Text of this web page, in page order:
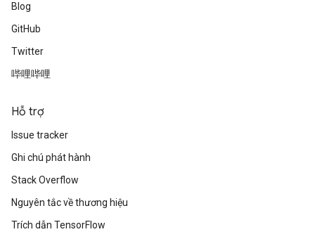
Blog
GitHub
Twitter
哔哩哔哩
Hỗ trợ
Issue tracker
Ghi chú phát hành
Stack Overflow
Nguyên tắc về thương hiệu
Trích dẫn TensorFlow